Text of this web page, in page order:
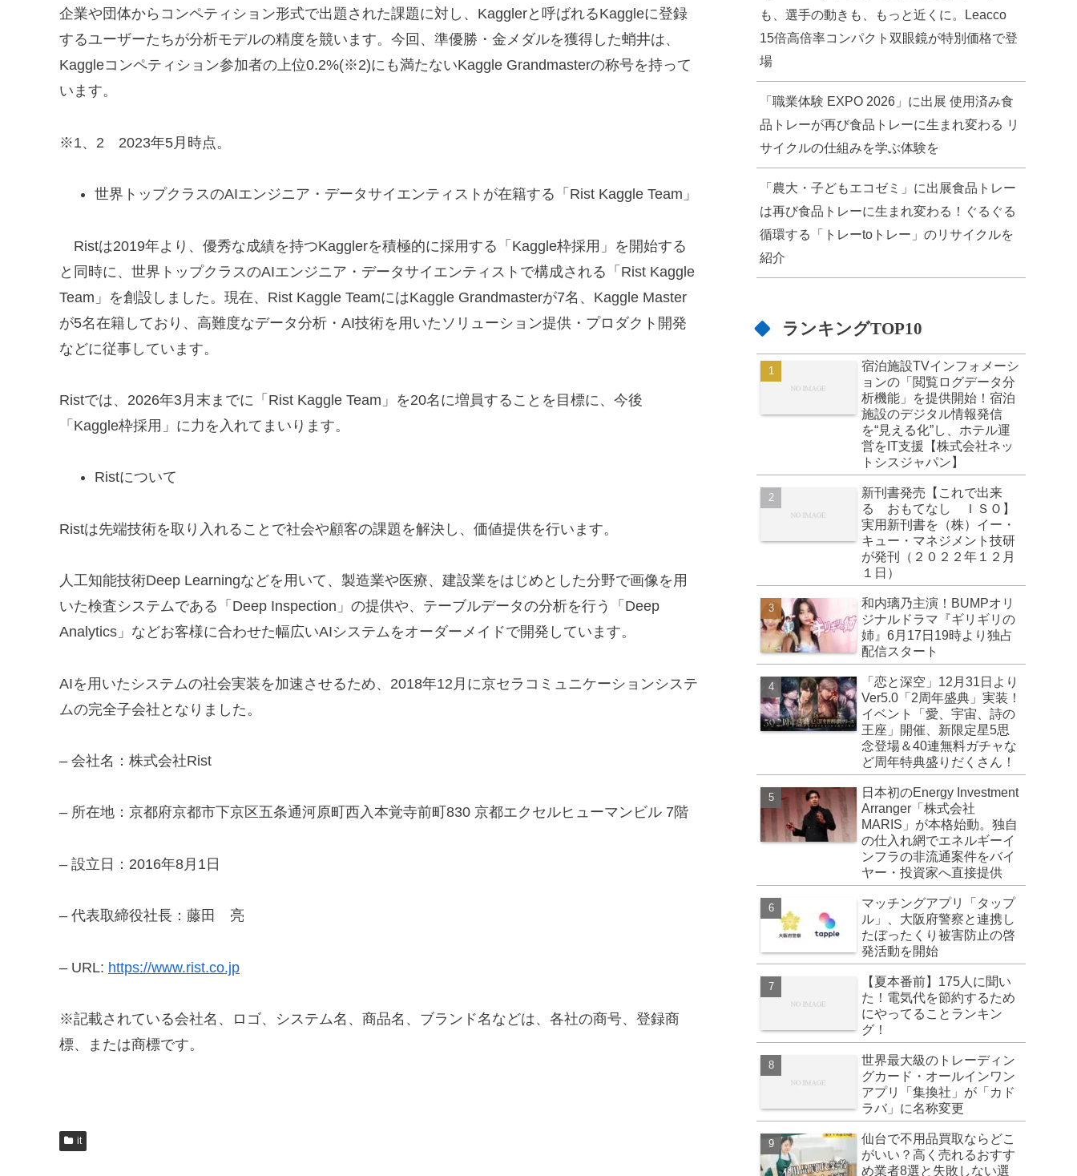
企業や団体からコンペティション形式で出題された課題に対し、Kagglerと呼ばれるKaggleに登録
するユーザーたちが分析モデルの精度を競います。今回、準優勝・金メダルを獲得した蛸井は、
Kaggleコンペティション参加者の上位0.2%(※2)にも満たないKaggle Grandmasterの称号を持って
います。
※1、2 2023年5月時点。
世界トップクラスのAIエンジニア・データサイエンティストが在籍する「Rist Kaggle Team」
Ristは2019年より、優秀な成績を持つKagglerを積極的に採用する「Kaggle枠採用」を開始する
と同時に、世界トップクラスのAIエンジニア・データサイエンティストで構成される「Rist Kaggle
Team」を創設しました。現在、Rist Kaggle TeamにはKaggle Grandmasterが7名、Kaggle Master
が5名在籍しており、高難度なデータ分析・AI技術を用いたソリューション提供・プロダクト開発
などに従事しています。
Ristでは、2026年3月末までに「Rist Kaggle Team」を20名に増員することを目標に、今後
「Kaggle枠採用」に力を入れてまいります。
Ristについて
Ristは先端技術を取り入れることで社会や顧客の課題を解決し、価値提供を行います。
人工知能技術Deep Learningなどを用いて、製造業や医療、建設業をはじめとした分野で画像を用
いた検査システムである「Deep Inspection」の提供や、テーブルデータの分析を行う「Deep
Analytics」などお客様に合わせた幅広いAIシステムをオーダーメイドで開発しています。
AIを用いたシステムの社会実装を加速させるため、2018年12月に京セラコミュニケーションシステ
ムの完全子会社となりました。
– 会社名：株式会社Rist
– 所在地：京都府京都市下京区五条通河原町西入本覚寺前町830 京都エクセルヒューマンビル 7階
– 設立日：2016年8月1日
– 代表取締役社長：藤田 亮
– URL: https://www.rist.co.jp
※記載されている会社名、ロゴ、システム名、商品名、ブランド名などは、各社の商号、登録商
標、または商標です。
it
も、選手の動きも、もっと近くに。Leacco
15倍高倍率コンパクト双眼鏡が特別価格で登
場
「職業体験 EXPO 2026」に出展 使用済み食
品トレーが再び食品トレーに生まれ変わる リ
サイクルの仕組みを学ぶ体験を
「農大・子どもエコゼミ」に出展食品トレー
は再び食品トレーに生まれ変わる！ぐるぐる
循環する「トレーtoトレー」のリサイクルを
紹介
ランキングTOP10
宿泊施設TVインフォメーシ
ョンの「閲覧ログデータ分
析機能」を提供開始！宿泊
施設のデジタル情報発信
を“見える化”し、ホテル運
営をIT支援【株式会社ネッ
トシスジャパン】
新刊書発売【これで出来
る おもてなし ＩＳＯ】
実用新刊書を（株）イー・
キュー・マネジメント技研
が発刊（２０２２年１２月
１日）
和内璃乃主演！BUMPオリ
ジナルドラマ『ギリギリの
姉』6月17日19時より独占
配信スタート
「恋と深空」12月31日より
Ver5.0「2周年盛典」実装！
イベント「愛、宇宙、詩の
王座」開催、新限定星5思
念登場＆40連無料ガチャな
ど周年特典盛りだくさん！
日本初のEnergy Investment
Arranger「株式会社
MARIS」が本格始動。独自
の仕入れ網でエネルギーイ
ンフラの非流通案件をバイ
ヤー・投資家へ直接提供
マッチングアプリ「タップ
ル」、大阪府警察と連携し
たぼったくり被害防止の啓
発活動を開始
【夏本番前】175人に聞い
た！電気代を節約するため
にやってることランキン
グ！
世界最大級のトレーディン
グカード・オールインワン
アプリ「集換社」が「カド
ラバ」に名称変更
仙台で不用品買取ならどこ
がいい？高く売れるおすす
め業者8選と失敗しない選